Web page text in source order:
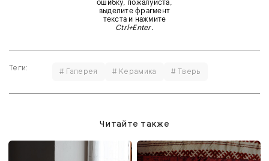
ошибку, пожалуйста,
выделите фрагмент
текста и нажмите
Ctrl+Enter.
Теги: # Галерея # Керамика # Тверь
Читайте также